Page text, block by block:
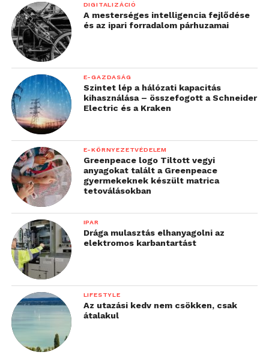
DIGITALIZÁCIÓ
A mesterséges intelligencia fejlődése
és az ipari forradalom párhuzamai
E-GAZDASÁG
Szintet lép a hálózati kapacitás
kihasználása – összefogott a Schneider
Electric és a Kraken
E-KÖRNYEZETVÉDELEM
Greenpeace logo Tiltott vegyi
anyagokat talált a Greenpeace
gyermekeknek készült matrica
tetoválásokban
IPAR
Drága mulasztás elhanyagolni az
elektromos karbantartást
LIFESTYLE
Az utazási kedv nem csökken, csak
átalakul